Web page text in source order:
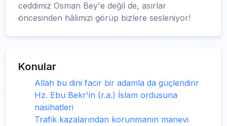
ceddimiz Osman Bey'e değil de, asırlar
öncesinden hâlimizi görüp bizlere sesleniyor!
Konular
Allah bu dini facir bir adamla da güçlendirir
Hz. Ebu Bekr'in (r.a.) İslam ordusuna
nasihatleri
Trafik kazalarından korunmanın manevi